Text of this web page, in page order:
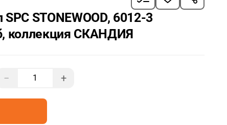
STONEWOOD, 6012-3
коллекция СКАНДИЯ
− +